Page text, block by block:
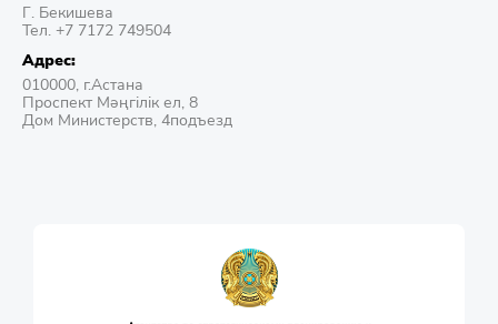
Г. Бекишева
Тел. +7 7172 749504
Адрес:
010000, г.Астана
Проспект Мәңгілік ел, 8
Дом Министерств, 4подъезд